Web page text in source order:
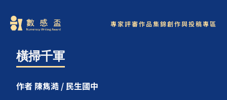
專家評審作品集錦創作與投稿專區
橫掃千軍
作者 陳雋澔 / 民生國中